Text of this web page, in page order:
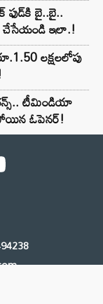
బై..బై..
చేసేయండి ఇలా.!
లక్షలలోపు
టీమిండియా
ఓపెనర్!